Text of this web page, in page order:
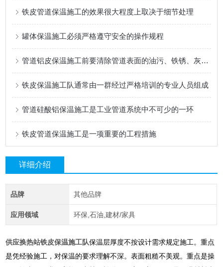
铁皮管道保温施工的效果很大程度上取决于细节处理
罐体保温施工必须严格遵守安全的操作规程
管道铝皮保温施工前要清除管道表面的油污、铁锈、灰尘等杂物
铁皮保温施工队通常由一群经过严格培训的专业人员组成
管道硅酸铝保温施工是工业管道系统中不可少的一环
铁皮管道保温施工是一项重要的工程措施
详细介绍
品牌 其他品牌
应用领域 环保,石油,建材/家具
供应换热站铁皮保温施工队保温层厚度不按设计需求规定施工。重点
是凭经验施工，对保温的要求理解不深。表面粗糙不美观。重点是操